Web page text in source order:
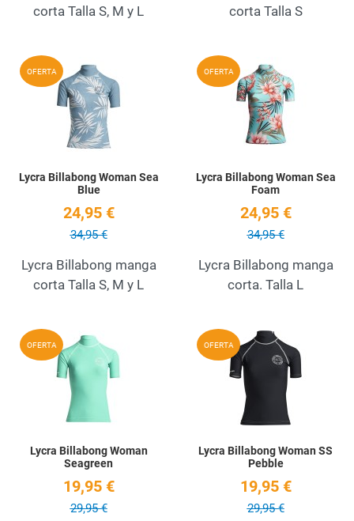
corta Talla S, M y L
corta Talla S
OFERTA Añadir a la lista de deseos
Lycra Billabong Woman Sea
Blue
24,95 €
34,95 €
Lycra Billabong manga
corta Talla S, M y L
OFERTA
Lycra Billabong Woman Sea
Foam
24,95 €
34,95 €
Lycra Billabong manga
corta. Talla L
OFERTA Añadir a la lista de deseos
Quick View
Lycra Billabong Woman
Seagreen
19,95 €
29,95 €
OFERTA
Lycra Billabong Woman SS
Pebble
19,95 €
29,95 €